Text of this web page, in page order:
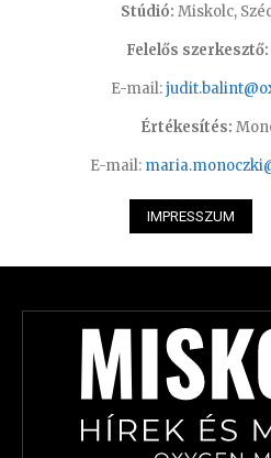
Stúdió: Miskolc,
Felelős szerkesztő:
E-mail:
Értékesítés:
E-mail:
IMPRESSZUM